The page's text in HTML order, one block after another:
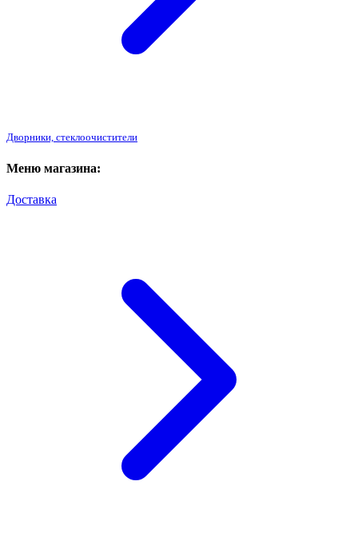
Дворники, стеклоочистители
Меню магазина:
Доставка